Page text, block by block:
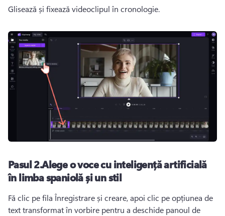
Glisează și fixează videoclipul în cronologie.
Pasul 2.Alege o voce cu inteligență artificială
în limba spaniolă și un stil
Fă clic pe fila Înregistrare și creare, apoi clic pe opțiunea de
text transformat în vorbire pentru a deschide panoul de